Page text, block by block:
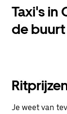
Taxi's in
de buurt
Je weet van